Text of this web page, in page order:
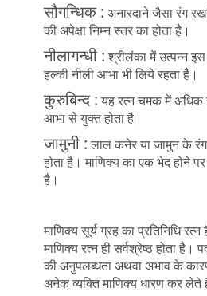
सौगन्धिक : अनारदाने जैसा रंग
की अपेक्षा निम्न स्तर का होता है।
नीलागन्धी : श्रीलंका में उत्पन्न
हल्की नीली आभा भी लिये रहता है।
कुरुबिन्द : यह रत्न चमक में अधिक
आभा से युक्त होता है।
जामुनी : लाल कनेर या जामुन के रंग
होता है। माणिक्य का एक भेद होने
है।
माणिक्य सूर्य ग्रह का प्रतिनिधि
माणिक्य रत्न ही सर्वश्रेष्ठ होता है।
की अनुपलब्धता अथवा अभाव के
अनेक व्यक्ति माणिक्य धारण कर लेते